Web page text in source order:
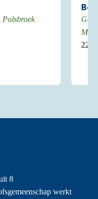
Polsbroek
22
8
werkt